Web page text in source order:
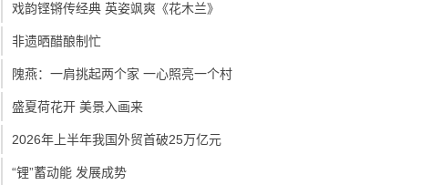
戏韵铿锵传经典 英姿飒爽《花木兰》
非遗晒醋酿制忙
隗燕：一肩挑起两个家 一心照亮一个村
盛夏荷花开 美景入画来
2026年上半年我国外贸首破25万亿元
“锂”蓄动能 发展成势